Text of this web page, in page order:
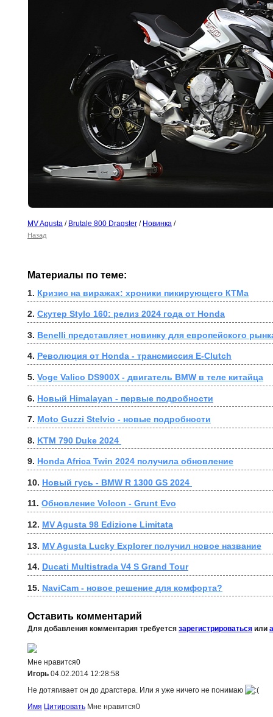
MV Agusta / Brutale 800 Dragster / Новинка /
Назад
Материалы по теме:
1. Кризис на виражах: хроники пикирующего КТМа
2. Скутер Stylo 160: релиз 2024 года от Honda
3. Benelli представляет новинку для европейского
4. Революция от Honda - трансмиссия E-Clutch
5. Voge Valico DS900X - двигатель BMW в теле китайца
6. Новый Himalayan - первые подробности
7. Moto Guzzi Stelvio - новые подробности
8. KTM 790 Duke 2024
9. Honda Africa Twin 2024 получила обновление
10. Новый гусь - BMW R 1300 GS 2024
11. Обновление Volcon - Grunt Evo
12. MV Agusta 98 Edizione Limitata
13. MV Agusta Lucky Explorer получил новое название
14. Ducati Multistrada V4 S Grand Tour
15. NaviCam - новое решение для комфорта?
Оставить комментарий
Для добавления комментария требуется зарегистрироваться или
Мне нравится0
Игорь 04.02.2014 12:28:58
Не дотягивает он до драгстера. Или я уже ничего не понимаю
Имя Цитировать Мне нравится0